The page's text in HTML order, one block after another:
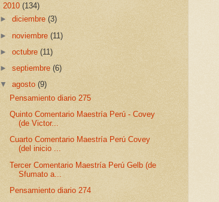
2010 (134)
►diciembre(3)
►noviembre(11)
►octubre(11)
►septiembre(6)
▼agosto(9)
Pensamiento diario 275
Quinto Comentario Maestría Perú - Covey
(de Victor...
Cuarto Comentario Maestría Perú Covey
(del inicio ...
Tercer Comentario Maestría Perú Gelb (de
Sfumato a...
Pensamiento diario 274